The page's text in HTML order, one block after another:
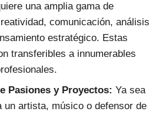
una amplia gama de
comunicación, análisis
estratégico. Estas
transferibles a innumerables
Pasiones y Proyectos: Ya sea
un artista, músico o defensor de